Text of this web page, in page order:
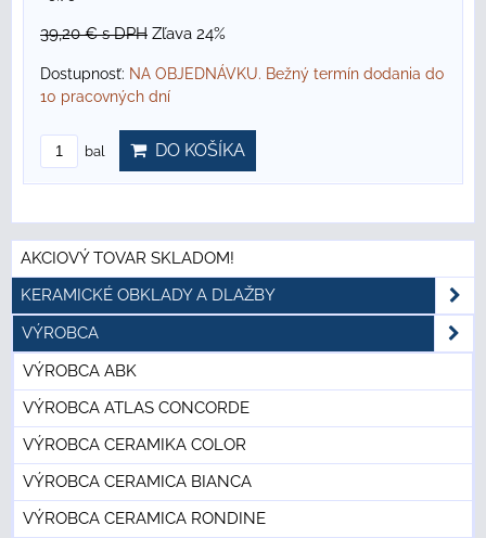
39,20 €s DPH Zľava 24%
Dostupnosť: NA OBJEDNÁVKU. Bežný termín dodania do
10 pracovných dní
bal DO KOŠÍKA
AKCIOVÝ TOVAR SKLADOM!
KERAMICKÉ OBKLADY A DLAŽBY
VÝROBCA
VÝROBCA ABK
VÝROBCA ATLAS CONCORDE
VÝROBCA CERAMIKA COLOR
VÝROBCA CERAMICA BIANCA
VÝROBCA CERAMICA RONDINE